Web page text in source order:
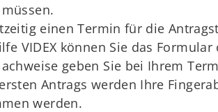
einen Termin für die
VIDEX können Sie das
geben Sie bei Ihrem
Antrags werden Ihre
werden.